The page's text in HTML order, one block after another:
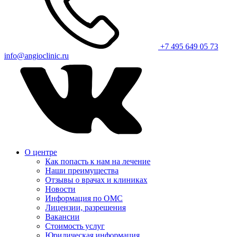
+7 495 649 05 73
info@angioclinic.ru
О центре
Как попасть к нам на лечение
Наши преимущества
Отзывы о врачах и клиниках
Новости
Информация по ОМС
Лицензии, разрешения
Вакансии
Стоимость услуг
Юридическая информация